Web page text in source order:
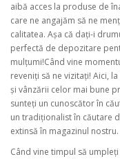
aibă acces la produse de
care ne angajăm să ne
calitatea. Așa că dați-i
perfectă de depozitare
mulțumi!Când vine
reveniți să ne vizitați! Aici,
și vânzării celor mai bune
sunteți un cunoscător în
un tradiționalist în căutare
extinsă în magazinul nostru.
Când vine timpul să